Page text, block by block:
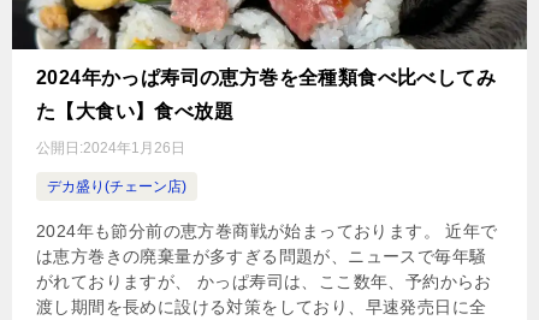
2024年かっぱ寿司の恵方巻を全種類食べ比べしてみ
た【大食い】食べ放題
公開日:2024年1月26日
デカ盛り(チェーン店)
2024年も節分前の恵方巻商戦が始まっております。 近年で
は恵方巻きの廃棄量が多すぎる問題が、ニュースで毎年騒
がれておりますが、 かっぱ寿司は、ここ数年、予約からお
渡し期間を長めに設ける対策をしており、早速発売日に全